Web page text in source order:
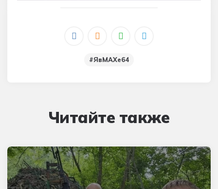
#явMAXе64
Читайте также